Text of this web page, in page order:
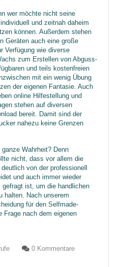
wer möchte nicht seine
und zeitnah daheim
können. Außerdem stehen
Geräten auch eine große
Verfügung wie diverse
zum Erstellen von Abguss-
und teils kostenfreien
mit ein wenig Übung
der eigenen Fantasie. Auch
online Hilfestellung und
stehen auf diversen
bereit. Damit sind der
nahezu keine Grenzen
Wahrheit? Denn
nicht, dass vor allem die
von der professionell
und auch immer wieder
ist, um die handlichen
halten. Nach unserem
für den Selfmade-
Frage nach dem eigenen
0 Kommentare